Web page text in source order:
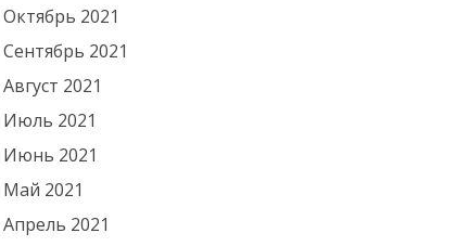
Октябрь 2021
Сентябрь 2021
Август 2021
Июль 2021
Июнь 2021
Май 2021
Апрель 2021